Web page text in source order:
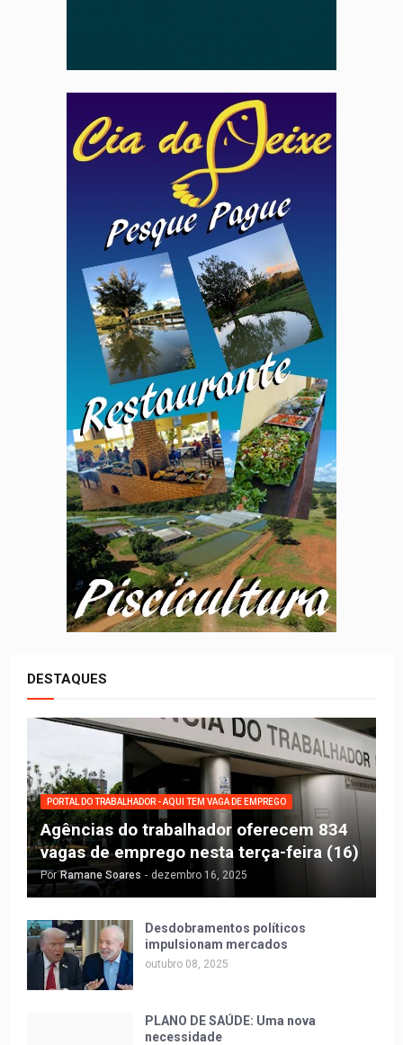
DESTAQUES
PORTAL DO TRABALHADOR - AQUI TEM VAGA DE EMPREGO
Agências do trabalhador oferecem 834
vagas de emprego nesta terça-feira (16)
Por Ramane Soares - dezembro 16, 2025
Desdobramentos políticos
impulsionam mercados
outubro 08, 2025
PLANO DE SAÚDE: Uma nova
necessidade